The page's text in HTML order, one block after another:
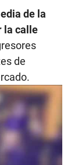
de la
la calle
de